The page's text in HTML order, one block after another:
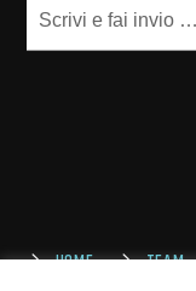
HOME TEAM